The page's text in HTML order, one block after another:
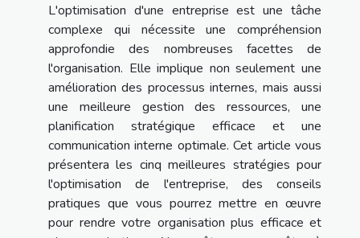
L'optimisation d'une entreprise est une tâche
complexe qui nécessite une compréhension
approfondie des nombreuses facettes de
l'organisation. Elle implique non seulement une
amélioration des processus internes, mais aussi
une meilleure gestion des ressources, une
planification stratégique efficace et une
communication interne optimale. Cet article vous
présentera les cinq meilleures stratégies pour
l'optimisation de l'entreprise, des conseils
pratiques que vous pourrez mettre en œuvre
pour rendre votre organisation plus efficace et